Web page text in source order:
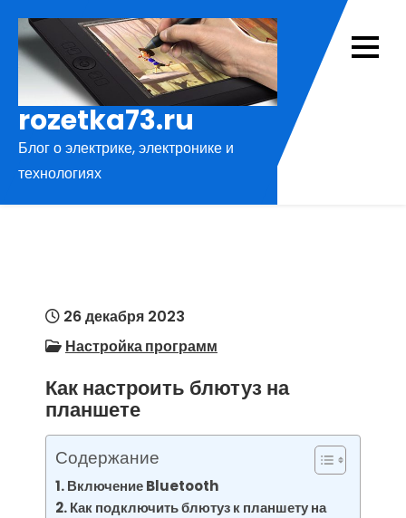
содержимому
rozetka73.ru
Блог о электрике, электронике и
технологиях
26 декабря 2023
Настройка программ
Как настроить блютуз на
планшете
Содержание
Включение Bluetooth
Как подключить блютуз к планшету на